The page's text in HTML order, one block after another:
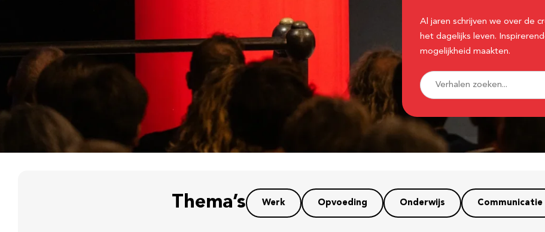
Al jaren schrijven we over de
het dagelijks leven.
mogelijkheid maakten.
Thema’s Werk Opvoeding Onderwijs Communicatie